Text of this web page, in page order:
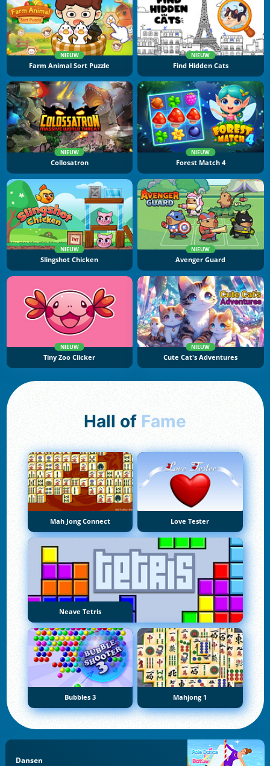
NIEUW
Farm Animal Sort Puzzle
NIEUW
Find Hidden Cats
NIEUW
Collosatron
NIEUW
Forest Match 4
NIEUW
Slingshot Chicken
NIEUW
Avenger Guard
NIEUW
Tiny Zoo Clicker
NIEUW
Cute Cat's Adventures
Hall of Fame
Mah Jong Connect Love Tester
Neave Tetris
Bubbles 3 Mahjong 1
Dansen